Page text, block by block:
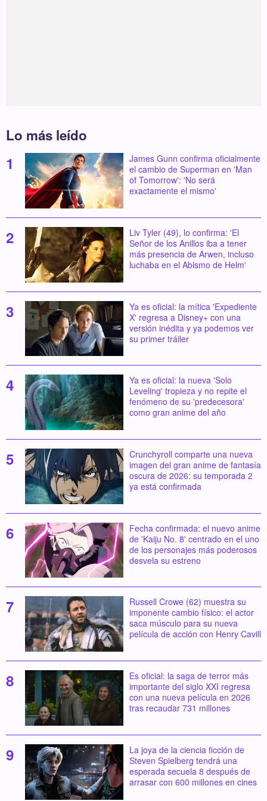
Lo más leído
James Gunn confirma oficialmente
el cambio de Superman en 'Man
of Tomorrow': 'No será
exactamente el mismo'
Liv Tyler (49), lo confirma: 'El
Señor de los Anillos iba a tener
más presencia de Arwen, incluso
luchaba en el Abismo de Helm'
Ya es oficial: la mítica 'Expediente
X' regresa a Disney+ con una
versión inédita y ya podemos ver
su primer tráiler
Ya es oficial: la nueva 'Solo
Leveling' tropieza y no repite el
fenómeno de su 'predecesora'
como gran anime del año
Crunchyroll comparte una nueva
imagen del gran anime de fantasía
oscura de 2026: su temporada 2
ya está confirmada
Fecha confirmada: el nuevo anime
de 'Kaiju No. 8' centrado en el uno
de los personajes más poderosos
desvela su estreno
Russell Crowe (62) muestra su
imponente cambio físico: el actor
saca músculo para su nueva
película de acción con Henry Cavill
Es oficial: la saga de terror más
importante del siglo XXI regresa
con una nueva película en 2026
tras recaudar 731 millones
La joya de la ciencia ficción de
Steven Spielberg tendrá una
esperada secuela 8 después de
arrasar con 600 millones en cines